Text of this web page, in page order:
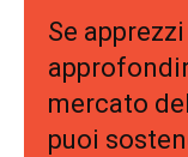
Se
mercato
puoi